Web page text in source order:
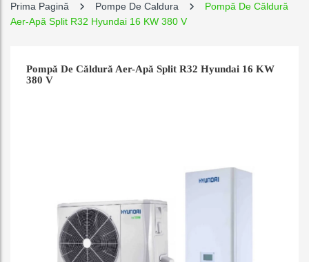
Prima Pagină Pompe De Caldura
Pompă De Căldură
Aer-Apă Split R32 Hyundai 16 KW 380 V
Pompă De Căldură Aer-Apă Split R32 Hyundai 16 KW
380 V